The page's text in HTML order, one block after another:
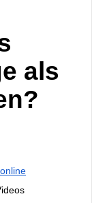
als
online